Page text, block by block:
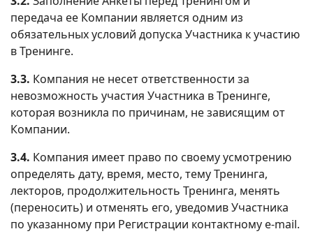
передача ее Компании является одним из
обязательных условий допуска Участника к участию
в Тренинге.
3.3. Компания не несет ответственности за
невозможность участия Участника в Тренинге,
которая возникла по причинам, не зависящим от
Компании.
3.4. Компания имеет право по своему усмотрению
определять дату, время, место, тему Тренинга,
лекторов, продолжительность Тренинга, менять
(переносить) и отменять его, уведомив Участника
по указанному при Регистрации контактному e-mail.